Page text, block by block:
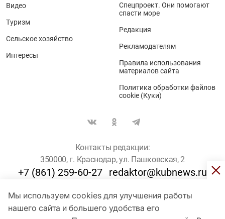
Мы используем cookies для улучшения работы
нашего сайта и большего удобства его
Видео
Туризм
Сельское хозяйство
Интересы
Спецпроект. Они помогают
спасти море
Редакция
Рекламодателям
Правила использования
материалов сайта
Политика обработки файлов
cookie (Куки)
Контакты редакции:
350000, г. Краснодар, ул. Пашковская, 2
+7 (861) 259-60-27 redaktor@kubnews.ru
Для пользователей старше 16 лет